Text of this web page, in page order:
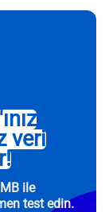
veri
ile
test edin.